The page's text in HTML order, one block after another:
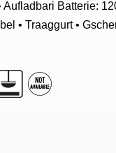
Batterie:
• Traaggurt •